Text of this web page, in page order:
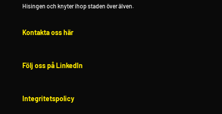
Hisingen och knyter ihop staden över älven.
Kontakta oss här
Följ oss på LinkedIn
Integritetspolicy